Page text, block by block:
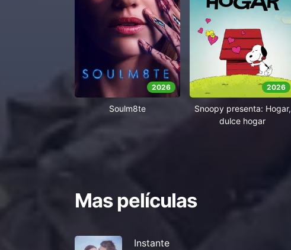
2026
Soulm8te
2026
Snoopy presenta: Hogar,
dulce hogar
Mas películas
Instante